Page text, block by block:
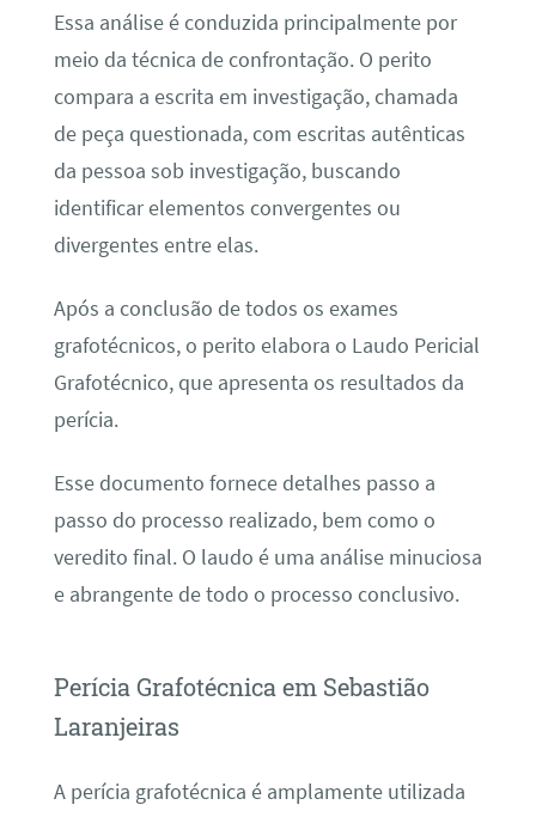
Essa análise é conduzida principalmente por
meio da técnica de confrontação. O perito
compara a escrita em investigação, chamada
de peça questionada, com escritas autênticas
da pessoa sob investigação, buscando
identificar elementos convergentes ou
divergentes entre elas.
Após a conclusão de todos os exames
grafotécnicos, o perito elabora o Laudo Pericial
Grafotécnico, que apresenta os resultados da
perícia.
Esse documento fornece detalhes passo a
passo do processo realizado, bem como o
veredito final. O laudo é uma análise minuciosa
e abrangente de todo o processo conclusivo.
Perícia Grafotécnica em Sebastião
Laranjeiras
A perícia grafotécnica é amplamente utilizada